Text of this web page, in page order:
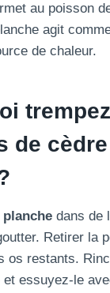
au poisson
agit
de chaleur.
de
planche dans de
Retirer la
os restants.
essuyez-le